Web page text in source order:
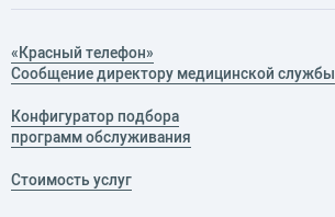
«Красный телефон»
Сообщение директору медицинской службы
Конфигуратор подбора
программ обслуживания
Стоимость услуг